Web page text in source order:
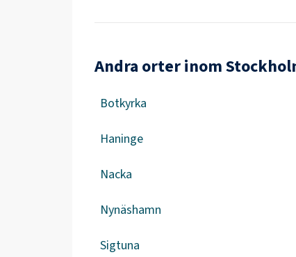
Andra orter inom
Botkyrka
Haninge
Nacka
Nynäshamn
Sigtuna